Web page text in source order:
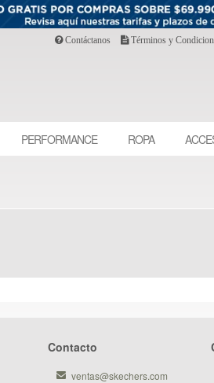
Contáctanos Términos y
PERFORMANCE ROPA
Contacto
ventas@skechers.com